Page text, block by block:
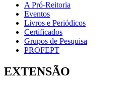
A Pró-Reitoria
Eventos
Livros e Periódicos
Certificados
Grupos de Pesquisa
PROFEPT
EXTENSÃO